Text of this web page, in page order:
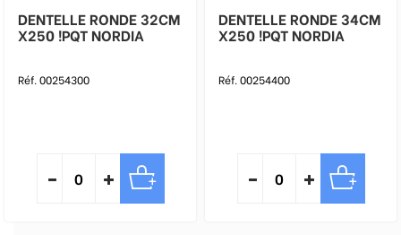
DENTELLE RONDE 32CM
X250 !PQT NORDIA
Réf. 00254300
DENTELLE RONDE 34CM
X250 !PQT NORDIA
Réf. 00254400